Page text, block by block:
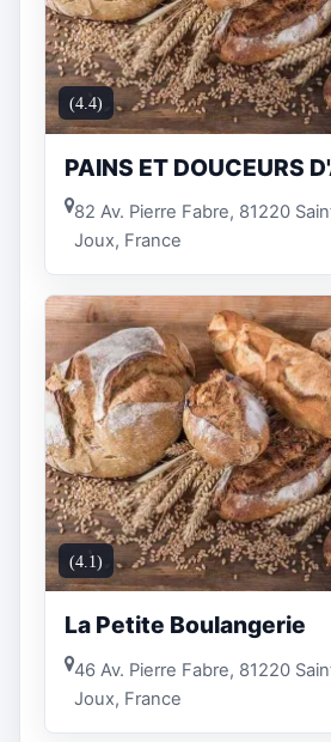
(4.4)
PAINS ET DOUCEURS
82 Av. Pierre Fabre, 81220
Joux, France
(4.1)
La Petite Boulangerie
46 Av. Pierre Fabre, 81220
Joux, France